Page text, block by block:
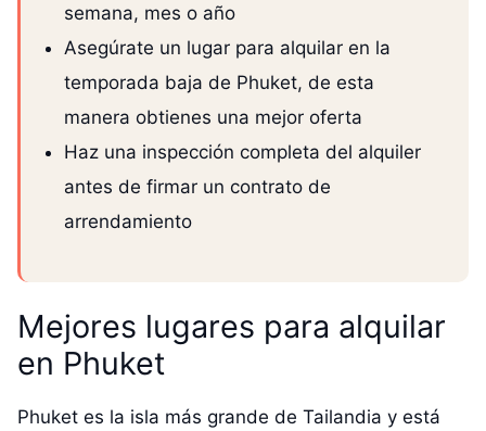
semana, mes o año
Asegúrate un lugar para alquilar en la
temporada baja de Phuket, de esta
manera obtienes una mejor oferta
Haz una inspección completa del alquiler
antes de firmar un contrato de
arrendamiento
Mejores lugares para alquilar
en Phuket
Phuket es la isla más grande de Tailandia y está